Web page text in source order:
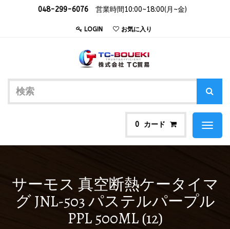
048-299-6076 営業時間10:00~18:00(月~金)
LOGIN お気に入り
0 カード
Toggle
サーモス 真空断熱ケータイマ
グ JNL-503 パステルパープル
PPL 500ML (12)